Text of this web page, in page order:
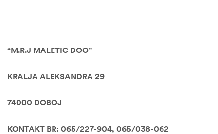
“M.R.J MALETIC DOO”
KRALJA ALEKSANDRA 29
74000 DOBOJ
KONTAKT BR: 065/227-904, 065/038-062